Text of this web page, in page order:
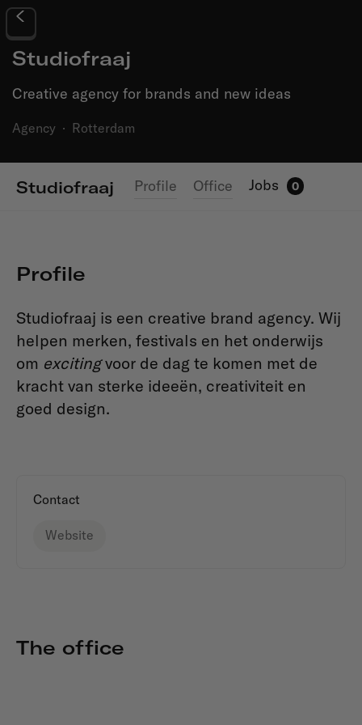
Studiofraaj
Creative agency for brands and new ideas
Agency · Rotterdam
Studiofraaj Profile Office Jobs 0
Profile
Studiofraaj is een creative brand agency. Wij
helpen merken, festivals en het onderwijs
om excitingvoor de dag te komen met de
kracht van sterke ideeën, creativiteit en
goed design.
Contact
Website
The office